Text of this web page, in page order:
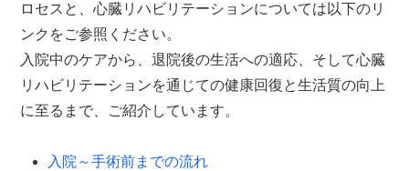
ロセスと、心臓リハビリテーションについては以下のリ
ンクをご参照ください。
入院中のケアから、退院後の生活への適応、そして心臓
リハビリテーションを通じての健康回復と生活質の向上
に至るまで、ご紹介しています。
入院～手術前までの流れ